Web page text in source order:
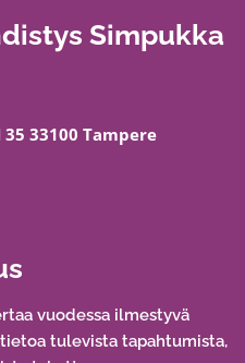
Simpukka
33100 Tampere
vuodessa ilmestyvä
tulevista tapahtumista,